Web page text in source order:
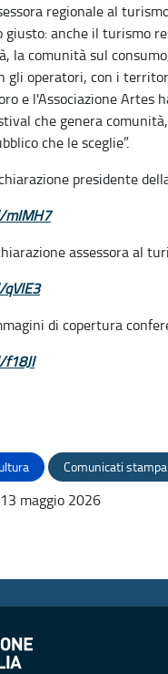
regionale al
giusto: anche il turismo
la comunità sul
operatori, con i
e l'Associazione
che genera
che le sceglie”.
presidente
mIMH7
assessora al
di copertura
Comunicati
maggio 2026